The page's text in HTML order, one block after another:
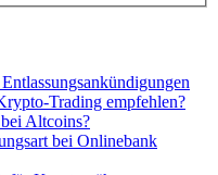
Trading empfehlen?
Altcoins?
bei Onlinebank